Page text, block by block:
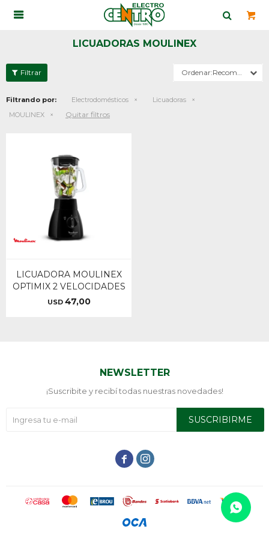

LICUADORAS MOULINEX
Recomendados
Filtrando por: Electrodomésticos
Licuadoras
MOULINEX
Quitar filtros
LICUADORA MOULINEX
OPTIMIX 2 VELOCIDADES
USD 47,00
NEWSLETTER
¡Suscribite y recibí todas nuestras novedades!
SUSCRIBIRME
 